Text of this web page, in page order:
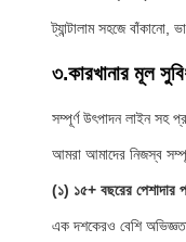
ট্যান্টালাম সহজে বাঁকানো,
৩.কারখানার মূল
সম্পূর্ণ উৎপাদন লাইন সহ
আমরা আমাদের নিজস্ব
(১) ১৫+ বছরের পেশাদার
এক দশকেরও বেশি